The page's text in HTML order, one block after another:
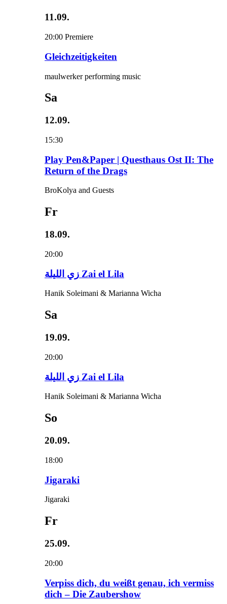
11.09.
20:00 Premiere
Gleichzeitigkeiten
maulwerker performing music
Sa
12.09.
15:30
Play Pen&Paper | Questhaus Ost II: The
Return of the Drags
BroKolya and Guests
Fr
18.09.
20:00
زي‌ اللیلة Zai el Lila
Hanik Soleimani & Marianna Wicha
Sa
19.09.
20:00
زي‌ اللیلة Zai el Lila
Hanik Soleimani & Marianna Wicha
So
20.09.
18:00
Jigaraki
Jigaraki
Fr
25.09.
20:00
Verpiss dich, du weißt genau, ich vermiss
dich – Die Zaubershow